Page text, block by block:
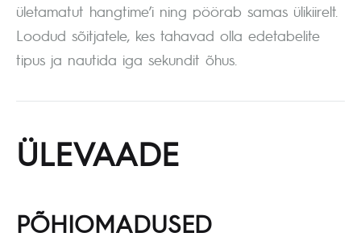
ületamatut hangtime’i ning pöörab samas ülikiirelt.
Loodud sõitjatele, kes tahavad olla edetabelite
tipus ja nautida iga sekundit õhus.
ÜLEVAADE
PÕHIOMADUSED